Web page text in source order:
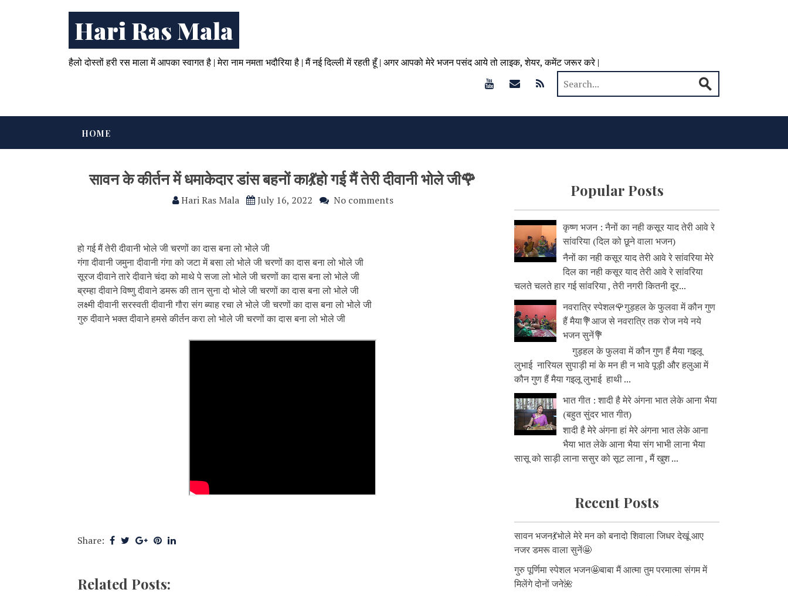
Hari Ras Mala
हैलो दोस्तों हरी रस माला में आपका स्वागत है | मेरा नाम नमता भदौरिया है | मैं नई दिल्ली में रहती हूँ | अगर आपको मेरे भजन पसंद आये तो लाइक, शेयर, कमेंट जरूर करे |
HOME
सावन के कीर्तन में धमाकेदार डांस बहनों का💃हो गई मैं तेरी दीवानी भोले जी🌹
Hari Ras Mala July 16, 2022 No comments
हो गई मैं तेरी दीवानी भोले जी चरणों का दास बना लो भोले जी
गंगा दीवानी जमुना दीवानी गंगा को जटा में बसा लो भोले जी चरणों का दास बना लो भोले जी
सूरज दीवाने तारे दीवाने चंदा को माथे पे सजा लो भोले जी चरणों का दास बना लो भोले जी
ब्रम्हा दीवाने विष्णु दीवाने डमरू की तान सुना दो भोले जी चरणों का दास बना लो भोले जी
लक्ष्मी दीवानी सरस्वती दीवानी गौरा संग ब्याह रचा ले भोले जी चरणों का दास बना लो भोले जी
गुरु दीवाने भक्त दीवाने हमसे कीर्तन करा लो भोले जी चरणों का दास बना लो भोले जी
Share:
Related Posts:
Popular Posts
कृष्ण भजन : नैनों का नही कसूर याद तेरी आवे रे
सांवरिया (दिल को छूने वाला भजन)
नैनों का नही कसूर याद तेरी आवे रे सांवरिया मेरे
दिल का नही कसूर याद तेरी आवे रे सांवरिया
चलते चलते हार गई सांवरिया , तेरी नगरी कितनी दूर...
नवरात्रि स्पेशल🌹गुड़हल के फुलवा में कौन गुण
हैं मैया💐आज से नवरात्रि तक रोज नये नये
भजन सुनें💐
गुड़हल के फुलवा में कौन गुण हैं मैया गइलू
लुभाई नारियल सुपाड़ी मां के मन ही न भावे पूड़ी और हलुआ में
कौन गुण हैं मैया गइलू लुभाई हाथी ...
भात गीत : शादी है मेरे अंगना भात लेके आना भैया
(बहुत सुंदर भात गीत)
शादी है मेरे अंगना हां मेरे अंगना भात लेके आना
भैया भात लेके आना भैया संग भाभी लाना भैया
सासू को साड़ी लाना ससुर को सूट लाना , मैं खुश ...
Recent Posts
सावन भजन💃भोले मेरे मन को बनादो शिवाला जिधर देखूं आए
नजर डमरू वाला सुनें🤩
गुरु पूर्णिमा स्पेशल भजन🤩बाबा मैं आत्मा तुम परमात्मा संगम में
मिलेंगे दोनों जने🌺